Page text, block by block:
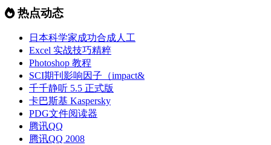
热点动态
日本科学家成功合成人工
Excel 实战技巧精粹
Photoshop 教程
SCI期刊影响因子（impact&
千千静听 5.5 正式版
卡巴斯基 Kaspersky
PDG文件阅读器
腾讯QQ
腾讯QQ 2008